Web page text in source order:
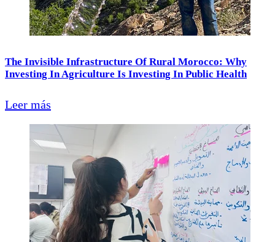
The Invisible Infrastructure Of Rural Morocco: Why
Investing In Agriculture Is Investing In Public Health
Leer más